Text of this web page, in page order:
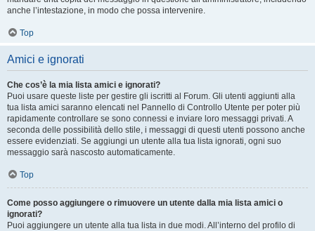
anche l’intestazione, in modo che possa intervenire.
Top
Amici e ignorati
Che cos’è la mia lista amici e ignorati?
Puoi usare queste liste per gestire gli iscritti al Forum. Gli utenti aggiunti alla
tua lista amici saranno elencati nel Pannello di Controllo Utente per poter più
rapidamente controllare se sono connessi e inviare loro messaggi privati. A
seconda delle possibilità dello stile, i messaggi di questi utenti possono anche
essere evidenziati. Se aggiungi un utente alla tua lista ignorati, ogni suo
messaggio sarà nascosto automaticamente.
Top
Come posso aggiungere o rimuovere un utente dalla mia lista amici o
ignorati?
Puoi aggiungere un utente alla tua lista in due modi. All’interno del profilo di